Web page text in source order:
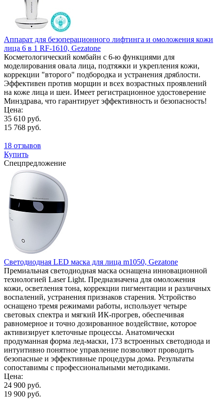
Аппарат для безоперационного лифтинга и омоложения кожи
лица 6 в 1 RF-1610, Gezatone
Косметологический комбайн с 6-ю функциями для
моделирования овала лица, подтяжки и укрепления кожи,
коррекции "второго" подбородка и устранения дряблости.
Эффективен против морщин и всех возрастных проявлений
на коже лица и шеи. Имеет регистрационное удостоверение
Минздрава, что гарантирует эффективность и безопасность!
Цена:
35 610 руб.
15 768 руб.
18 отзывов
Купить
Спецпредложение
Светодиодная LED маска для лица m1050, Gezatone
Премиальная светодиодная маска оснащена инновационной
технологией Laser Light. Предназначена для омоложения
кожи, осветления тона, коррекции пигментации и различных
воспалений, устранения признаков старения. Устройство
оснащено тремя режимами работы, использует четыре
световых спектра и мягкий ИК-прогрев, обеспечивая
равномерное и точно дозированное воздействие, которое
активизирует клеточные процессы. Анатомически
продуманная форма лед-маски, 173 встроенных светодиода и
интуитивно понятное управление позволяют проводить
безопасные и эффективные процедуры дома. Результаты
сопоставимы с профессиональными методиками.
Цена:
24 900 руб.
19 900 руб.